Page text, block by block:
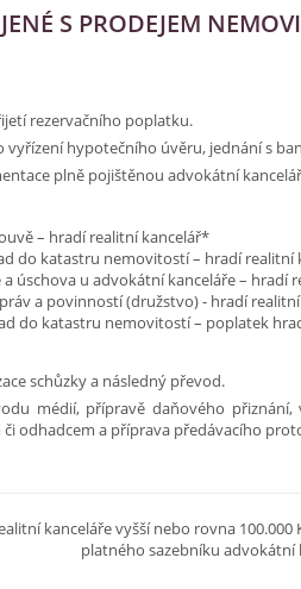
S PRODEJEM
rezervačního poplatku.
vyřízení hypotečního úvěru, jednání s
plně pojištěnou advokátní
– hradí realitní kancelář*
do katastru nemovitostí – hradí realitní
úschova u advokátní kanceláře – hradí
a povinností (družstvo) - hradí
do katastru nemovitostí – poplatek
schůzky a následný převod.
médií, přípravě daňového přiznání,
odhadcem a příprava předávacího
kanceláře vyšší nebo rovna
platného sazebníku advokátní